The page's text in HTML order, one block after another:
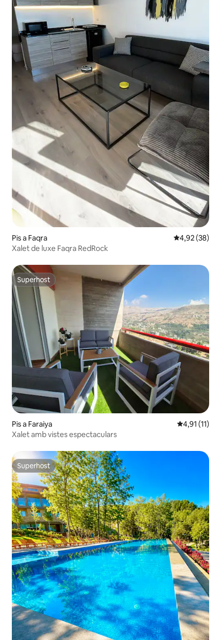
Pis a Faqra 4,92 de
4,92 (38)
Xalet de luxe Faqra RedRock
Superhost
Superhost
Pis a Faraiya 4,91 de
4,91 (11)
Xalet amb vistes espectaculars
Superhost
Superhost